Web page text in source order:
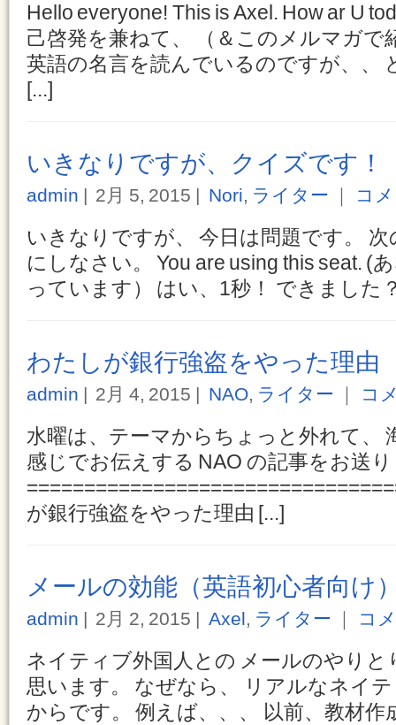
Hello everyone! This is Axel. How ar U
己啓発を兼ねて、 （＆このメルマガで
英語の名言を読んでいるのですが、、
[...]
いきなりですが、クイズです！
admin 2月 5, 2015 Nori, ライター ｜ コ
いきなりですが、 今日は問題です。
にしなさい。 You are using this seat. (
っています） はい、1秒！ できました
わたしが銀行強盗をやった理由
admin 2月 4, 2015 NAO, ライター ｜ コ
水曜は、テーマからちょっと外れて、
感じでお伝えする NAO の記事をお送
が銀行強盗をやった理由 [...]
メールの効能（英語初心者向け
admin 2月 2, 2015 Axel, ライター ｜ コ
ネイティブ外国人との メールのやり
思います。 なぜなら、 リアルなネイ
からです。 例えば、、、 以前、教材作